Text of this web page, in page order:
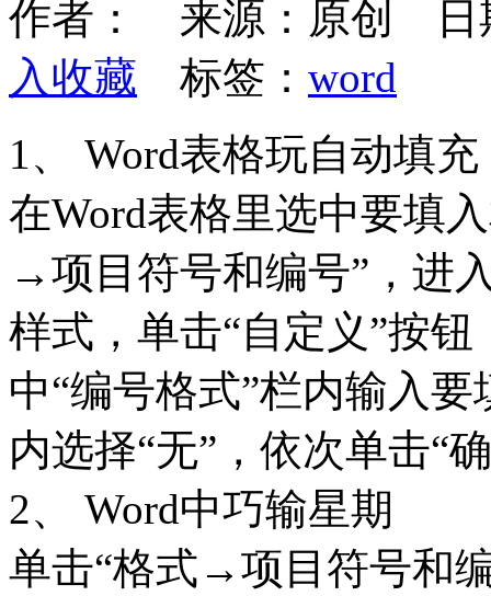
作者： 来源：原创
入收藏 标签： word
1、 Word表格玩自动填充
在Word表格里选中要填
→项目符号和编号”，进
样式，单击“自定义”按
中“编号格式”栏内输入
内选择“无”，依次单击“
2、 Word中巧输星期
单击“格式→项目符号和